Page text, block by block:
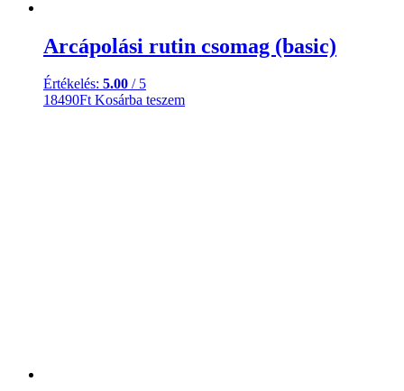
Arcápolási rutin csomag (basic)
Értékelés: 5.00 / 5
18490Ft Kosárba teszem